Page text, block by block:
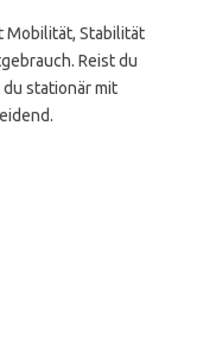
Mobilität, Stabilität
Reist du
stationär mit